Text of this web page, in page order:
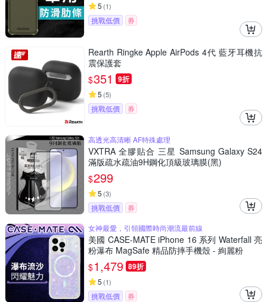
5 (1)
挑戰低價 券
Rearth Ringke Apple AirPods 4代 藍牙耳機抗
震保護套
$351 9折
5 (5)
挑戰低價 券
高透光高清晰 AF特殊處理
VXTRA 全膠貼合 三星 Samsung Galaxy S24
滿版疏水疏油9H鋼化頂級玻璃膜(黑)
$299
5 (3)
挑戰低價
券
女神最愛，引領國際時尚潮流最前線
美國 CASE-MATE iPhone 16 系列 Waterfall 亮
粉瀑布 MagSafe 精品防摔手機殼 - 絢麗粉
$1,479 89折
5 (1)
挑戰低價
券